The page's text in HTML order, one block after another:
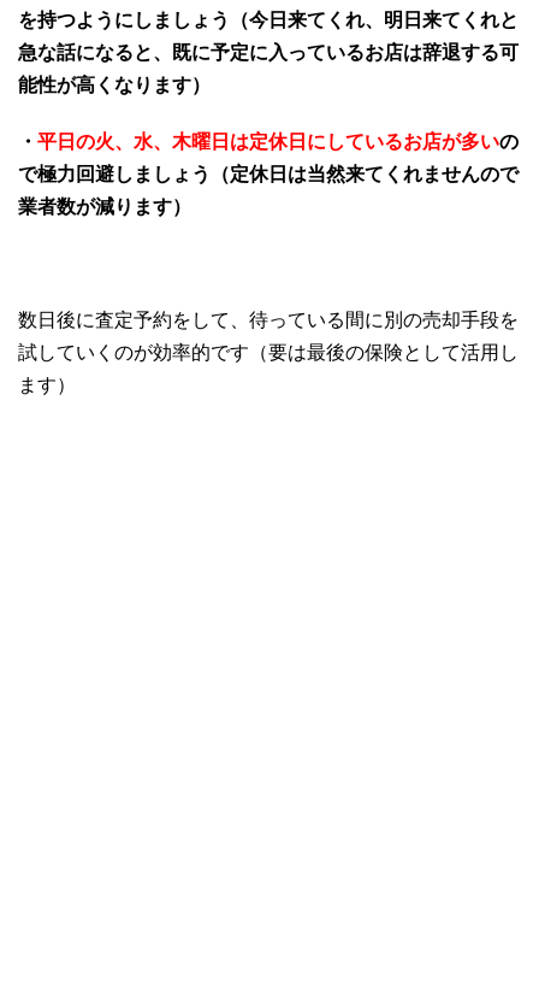
を持つようにしましょう（今日来てくれ、明日来てくれと
急な話になると、既に予定に入っているお店は辞退する可
能性が高くなります）
・ 平日の火、水、 木曜日は定休日にしているお店が多いの
で極力回避しましょう（定休日は当然来てくれませんので
業者数が減ります）
数日後に査定予約をして、待っている間に別の売却手段を
試していくのが効率的です（要は最後の保険として活用し
ます）